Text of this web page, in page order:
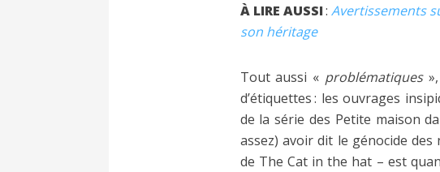
À LIRE AUSSI:Avertissements
son héritage
Tout aussi « problématiques»,
d’étiquettes : les ouvrages
de la série des Petite maison
assez) avoir dit le génocide des
de The Cat in the hat – est